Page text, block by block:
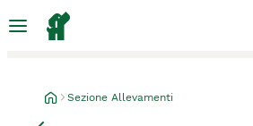
Sezione Allevamenti